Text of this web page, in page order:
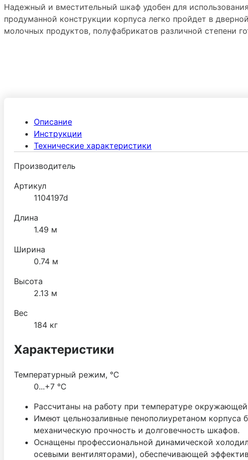
Надежный и вместительный шкаф удобен для
продуманной конструкции корпуса легко пройдет в
молочных продуктов, полуфабрикатов различной степени
Описание
Инструкции
Технические характеристики
Производитель
Артикул
1104197d
Длина
1.49 м
Ширина
0.74 м
Высота
2.13 м
Вес
184 кг
Характеристики
Температурный режим, °C
0...+7 °С
Рассчитаны на работу при температуре
Имеют цельнозаливные пенополиуретаном
механическую прочность и долговечность шкафов.
Оснащены профессиональной динамической
осевыми вентиляторами), обеспечивающей